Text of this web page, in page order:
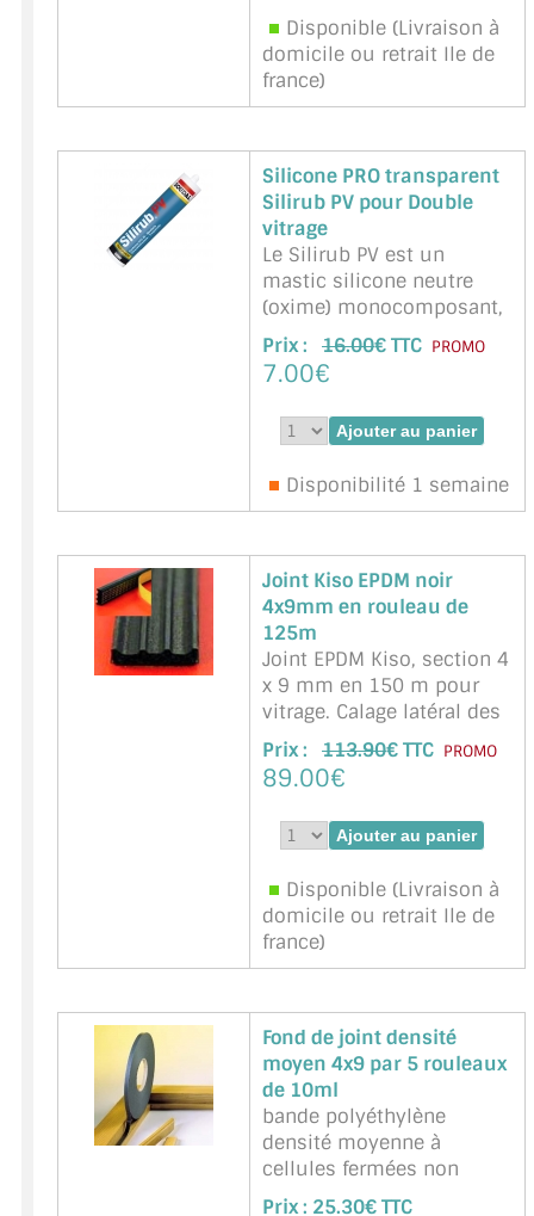
Disponible (Livraison à
domicile ou retrait Ile de
france)
Silicone PRO transparent
Silirub PV pour Double
vitrage
Le Silirub PV est un
mastic silicone neutre
(oxime) monocomposant,
labellisé SNJF mastic
élastomère 25E, pour le
pose des vitrages.
Caractéristiques: - Très
bonne applicabilité -
bonne adhérence sur
verre, émail, carrelage.
suite
Marque : SOUDAL -
Référence :
120654
Prix : 16.00€ TTC PROMO
7.00€
Disponibilité 1 semaine
Joint Kiso EPDM noir
4x9mm en rouleau de
125m
Joint EPDM Kiso, section 4
x 9 mm en 150 m pour
vitrage. Calage latéral des
vitres (verres) en feuillure.
Une face autocollante
Marque : NNPP Service
Miroiterie - Référence :
Kiso-Noir-4x9mm-125
Prix : 113.90€ TTC PROMO
89.00€
Disponible (Livraison à
domicile ou retrait Ile de
france)
Fond de joint densité
moyen 4x9 par 5 rouleaux
de 10ml
bande polyéthylène
densité moyenne à
cellules fermées non
communicantes, noire,
Prix : 25.30€ TTC